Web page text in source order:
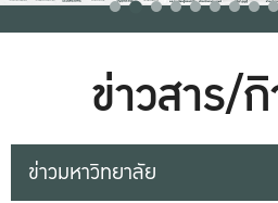
ข่าวสาร/
ข่าวมหาวิทยาลัย